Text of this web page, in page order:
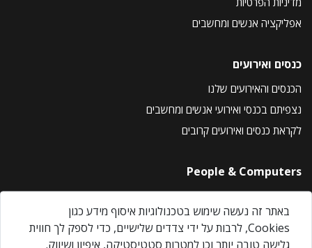
אפליקציה אנשים ומחשבים
כנסים ואירועים
הכנסים והאירועים שלנו
נצפיתם בכנסי ואירועי אנשים ומחשבים
לקראת כנסים ואירועים קרובים
People & Computers
About Us
Privacy Policy
Contact Us
באתר זה נעשה שימוש בטכנולוגיות איסוף מידע כגון
Cookies, לרבות על ידי צדדים שלישיים, כדי לספק לך חווית
גלישה טובה יותר וכן למטרות סטטיסטיקה, איפיון ושיווק.